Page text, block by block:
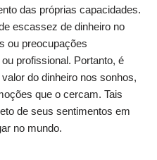
das próprias capacidades.
escassez de dinheiro no
ou preocupações
profissional. Portanto, é
do dinheiro nos sonhos,
que o cercam. Tais
de seus sentimentos em
no mundo.